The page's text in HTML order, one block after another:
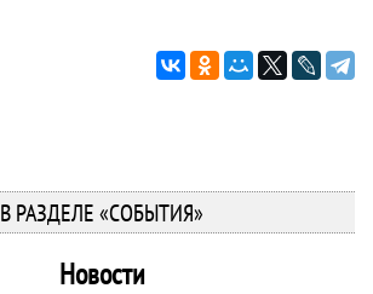
В РАЗДЕЛЕ «СОБЫТИЯ»
Новости